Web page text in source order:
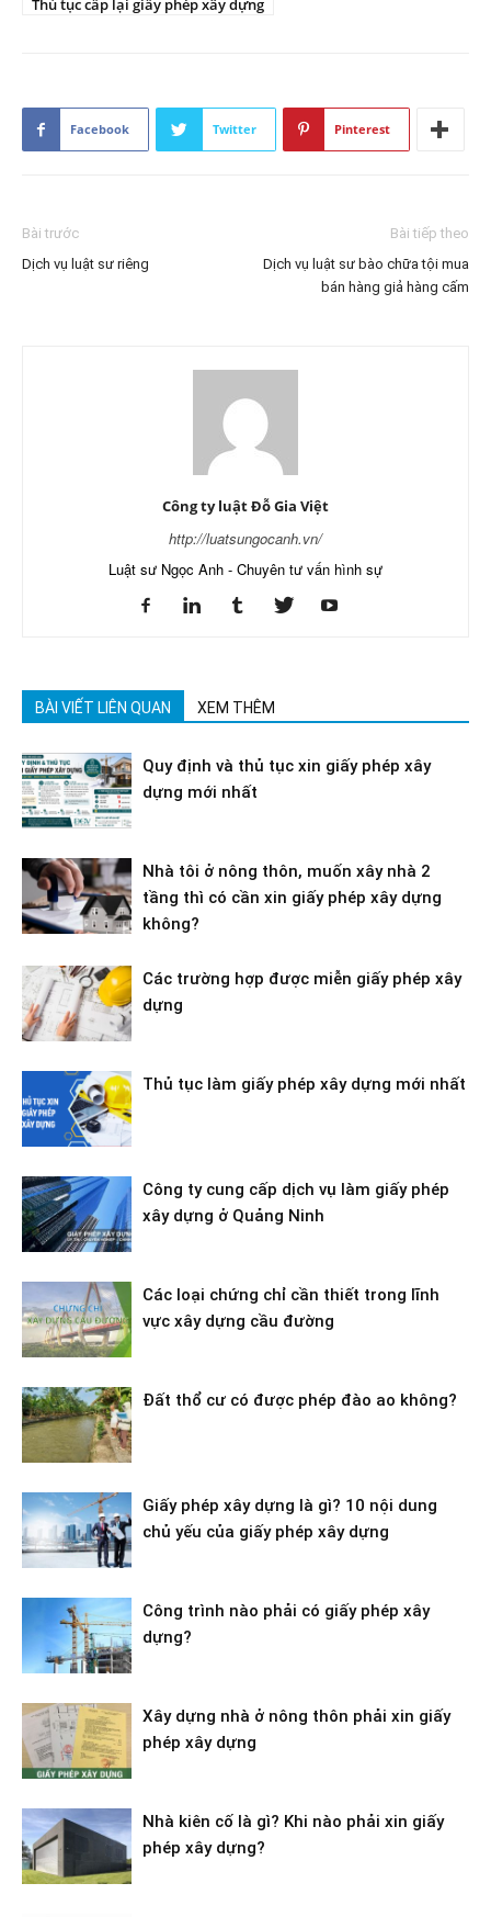
Thủ tục cấp lại giấy phép xây dựng
Facebook Twitter Pinterest
Bài trước
Dịch vụ luật sư riêng
Bài tiếp theo
Dịch vụ luật sư bào chữa tội mua
bán hàng giả hàng cấm
Công ty luật Đỗ Gia Việt
http://luatsungocanh.vn/
Luật sư Ngọc Anh - Chuyên tư vấn hình sự
BÀI VIẾT LIÊN QUAN XEM THÊM
Quy định và thủ tục xin giấy phép xây
dựng mới nhất
Nhà tôi ở nông thôn, muốn xây nhà 2
tầng thì có cần xin giấy phép xây dựng
không?
Các trường hợp được miễn giấy phép xây
dựng
Thủ tục làm giấy phép xây dựng mới nhất
Công ty cung cấp dịch vụ làm giấy phép
xây dựng ở Quảng Ninh
Các loại chứng chỉ cần thiết trong lĩnh
vực xây dựng cầu đường
Đất thổ cư có được phép đào ao không?
Giấy phép xây dựng là gì? 10 nội dung
chủ yếu của giấy phép xây dựng
Công trình nào phải có giấy phép xây
dựng?
Xây dựng nhà ở nông thôn phải xin giấy
phép xây dựng
Nhà kiên cố là gì? Khi nào phải xin giấy
phép xây dựng?